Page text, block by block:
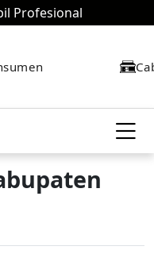
Profesional